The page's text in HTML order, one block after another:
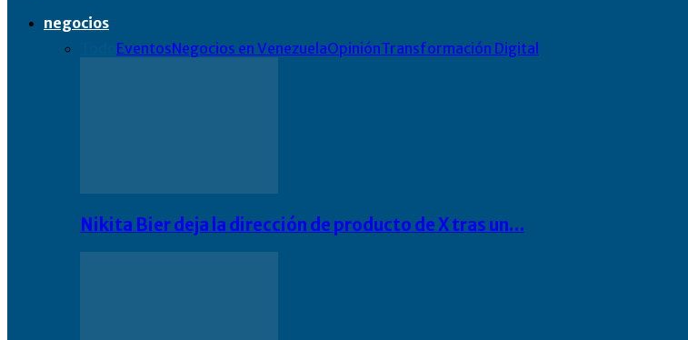
negocios
EventosNegocios en VenezuelaOpiniónTransformación Digital
Nikita Bier deja la dirección de producto de X tras un…